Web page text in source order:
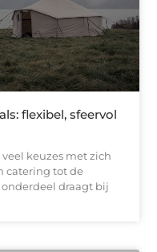
flexibel, sfeervol
keuzes met zich
catering tot de
draagt bij